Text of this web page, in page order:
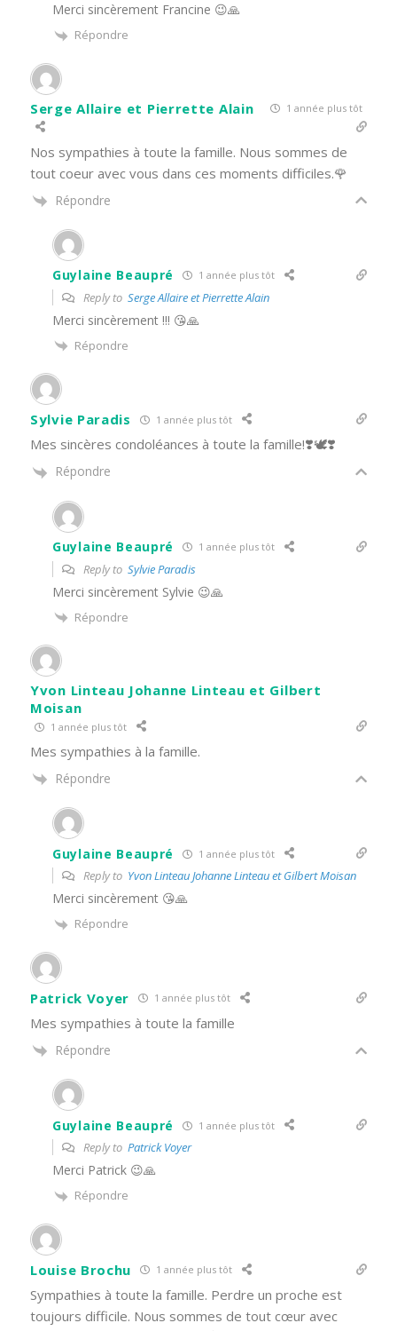
Merci sincèrement Francine 😉🙏
Répondre
Serge Allaire et Pierrette Alain 1 année plus tôt
Nos sympathies à toute la famille. Nous sommes de
tout coeur avec vous dans ces moments difficiles.🌹
Répondre
Guylaine Beaupré 1 année plus tôt
Reply to Serge Allaire et Pierrette Alain
Merci sincèrement !!! 😘🙏
Répondre
Sylvie Paradis 1 année plus tôt
Mes sincères condoléances à toute la famille!❣️🕊❣️
Répondre
Guylaine Beaupré 1 année plus tôt
Reply to Sylvie Paradis
Merci sincèrement Sylvie 😉🙏
Répondre
Yvon Linteau Johanne Linteau et Gilbert
Moisan
1 année plus tôt
Mes sympathies à la famille.
Répondre
Guylaine Beaupré 1 année plus tôt
Reply to Yvon Linteau Johanne Linteau et Gilbert Moisan
Merci sincèrement 😘🙏
Répondre
Patrick Voyer 1 année plus tôt
Mes sympathies à toute la famille
Répondre
Guylaine Beaupré 1 année plus tôt
Reply to Patrick Voyer
Merci Patrick 😉🙏
Répondre
Louise Brochu 1 année plus tôt
Sympathies à toute la famille. Perdre un proche est
toujours difficile. Nous sommes de tout cœur avec